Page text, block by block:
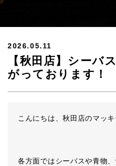
2026.05.11
【秋田店】シーバ
がっております！
こんにちは、秋田店のマッキ
各方面ではシーバスや青物